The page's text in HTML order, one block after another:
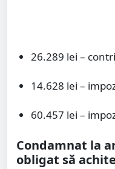
26.289 lei –
14.628 lei –
60.457 lei –
Condamnat la
obligat să